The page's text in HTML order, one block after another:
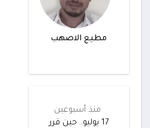
مطيع الاصهب
منذ أسبوعين
17 يوليو.. حين قرر